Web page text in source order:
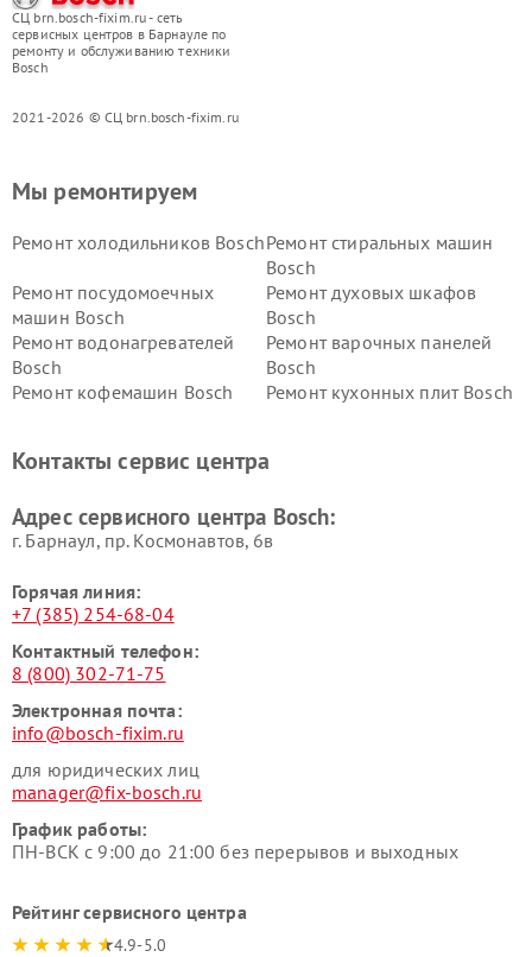
СЦ brn.bosch-fixim.ru - сеть
сервисных центров в Барнауле по
ремонту и обслуживанию техники
Bosch
2021-2026 © СЦ brn.bosch-fixim.ru
Мы ремонтируем
Ремонт холодильников BoschРемонт стиральных машин
Bosch
Ремонт посудомоечных
машин Bosch
Ремонт духовых шкафов
Bosch
Ремонт водонагревателей
Bosch
Ремонт варочных панелей
Bosch
Ремонт кофемашин Bosch
Ремонт кухонных плит Bosch
Ремонт сушильных автоматовРемонт морозильных камер
Контакты сервис центра
Адрес сервисного центра Bosch:
г. Барнаул, ​пр. Космонавтов, 6в
Горячая линия:
+7 (385) 254-68-04
Контактный телефон:
8 (800) 302-71-75
Электронная почта:
info@bosch-fixim.ru
для юридических лиц
manager@fix-bosch.ru
График работы:
ПН-ВСК с 9:00 до 21:00 без перерывов и выходных
Рейтинг сервисного центра
4.9-5.0